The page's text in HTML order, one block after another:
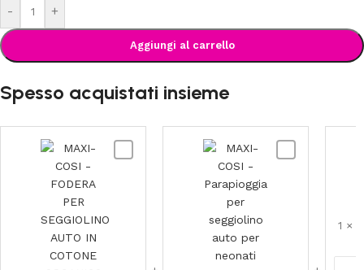
- +
Aggiungi al carrello
Spesso acquistati insieme
1 ×